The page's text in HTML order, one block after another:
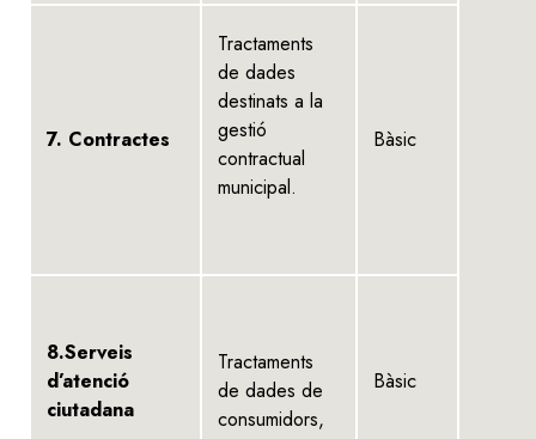
7. Contractes
Tractaments
de dades
destinats a la
gestió
contractual
municipal.
Bàsic
8.Serveis
d’atenció
ciutadana
Tractaments
de dades de
consumidors,
Bàsic